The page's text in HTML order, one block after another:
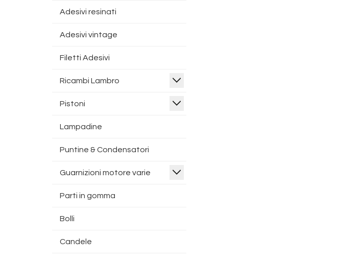
Adesivi resinati
Adesivi vintage
Filetti Adesivi
Ricambi Lambro
Pistoni
Lampadine
Puntine & Condensatori
Guarnizioni motore varie
Parti in gomma
Bolli
Candele